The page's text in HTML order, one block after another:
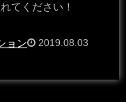
てください！
2019.08.03
ョン